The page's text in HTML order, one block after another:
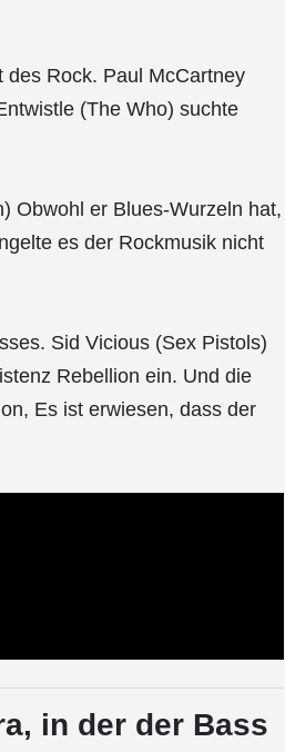
des Rock. Paul McCartney
(The Who) suchte
Obwohl er Blues-Wurzeln hat,
es der Rockmusik nicht
Sid Vicious (Sex Pistols)
Rebellion ein. Und die
Es ist erwiesen, dass der
in der der Bass